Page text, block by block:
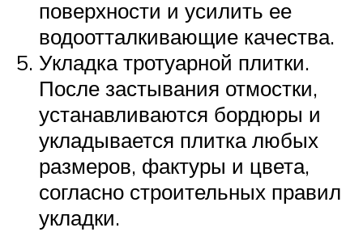
поверхности и усилить ее
водоотталкивающие качества.
Укладка тротуарной плитки.
После застывания отмостки,
устанавливаются бордюры и
укладывается плитка любых
размеров, фактуры и цвета,
согласно строительных правил
укладки.